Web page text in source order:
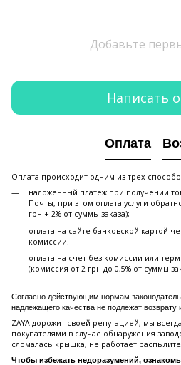
Добавьте
Написать
Оплата
Оплата происходит одним из трех
наложенный платеж при получении
Почты, при этом оплата услуги
грн + 2% от суммы заказа);
оплата на сайте банковской картой
комиссии;
оплата на счет без комиссии или
(комиссия от 2 грн до 0,5% от суммы
Согласно действующим нормам
надлежащего качества не подлежат возврату
ZAYA дорожит своей репутацией, мы
покупателями в случае обнаружения
сломалась крышка, не работает
Чтобы избежать недоразумений,